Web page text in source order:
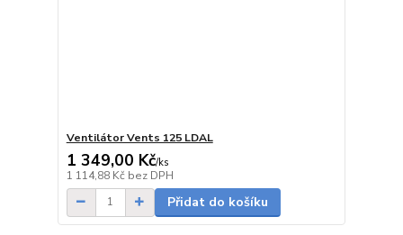
Ventilátor Vents 125 LDAL
1 349,00 Kč/ks
1 114,88 Kč bez DPH
Přidat do košíku